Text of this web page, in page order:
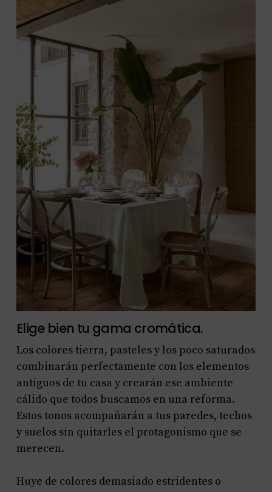
Elige bien tu gama cromática.
Los colores tierra, pasteles y los poco saturados
combinarán perfectamente con los elementos
antiguos de tu casa y crearán ese ambiente
cálido que todos buscamos en una reforma.
Estos tonos acompañarán a tus paredes, techos
y suelos sin quitarles el protagonismo que se
merecen.
Huye de colores demasiado estridentes o